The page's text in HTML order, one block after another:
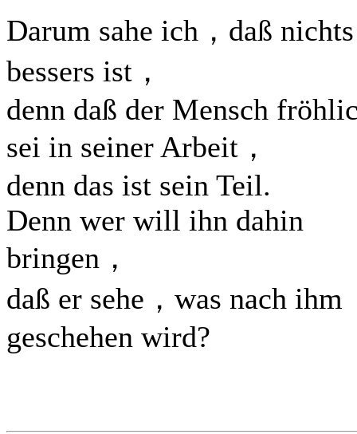
Darum sahe ich，daß nichts
bessers ist，
denn daß der Mensch
sei in seiner Arbeit，
denn das ist sein Teil.
Denn wer will ihn dahin
bringen，
daß er sehe，was nach ihm
geschehen wird?